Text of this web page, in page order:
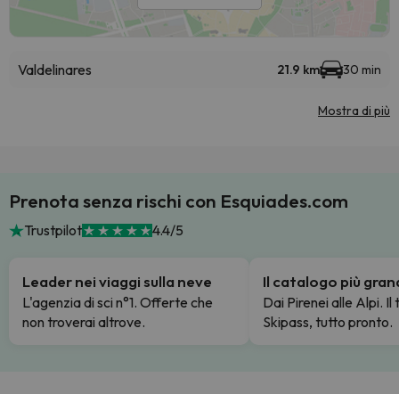
Valdelinares 21.9 km 30 min
Mostra di più
Prenota senza rischi con Esquiades.com
Trustpilot 4.4/5
Leader nei viaggi sulla neve
L'agenzia di sci n°1. Offerte che
non troverai altrove.
Il catalogo più
Dai Pirenei alle Alpi. Il
Skipass, tutto pronto.